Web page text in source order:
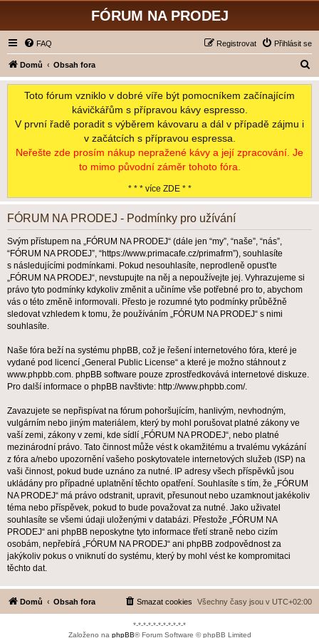
FÓRUM NA PRODEJ
FAQ Přihlásit se
Registrovat
Domů Obsah fora
l
Toto fórum vzniklo v dobré víře být pomocníkem začínajícím
kávičkářům s přípravou kávy espresso.
V první řadě poradit s výběrem kávovaru a dál v případě zájmu i
v začátcích s přípravou espressa.
Neřešte zde prosím nákup nepražené kávy a její zpracování. Je
to mimo původní záměr tohoto fóra.
* * * více ZDE * *
FÓRUM NA PRODEJ - Podmínky pro užívání
Svým přístupem na „FÓRUM NA PRODEJ“ (dále jen “my”, “naše”, “nás”,
“FÓRUM NA PRODEJ”, “https://www.primacafe.cz/primafrm”), souhlasíte
s následujícími podmínkami. Pokud nesouhlasíte, neprodleně opusťte
„FÓRUM NA PRODEJ“, nevstupujte na něj a nepoužívejte jej. Vyhrazujeme si
právo tyto podmínky kdykoliv změnit a učiníme vše potřebné pro to, abychom
vás o této změně informovali. Přesto je rozumné tyto podmínky průběžně
sledovat vzhledem k tomu, že používáním „FÓRUM NA PRODEJ“ s nimi
souhlasíte.
Naše fóra beží na systému phpBB, což je řešení internetového fóra, které je
vydané pod licencí „General Public License“ a které je možno stáhnout z
www.phpbb.com. phpBB software pouze zprostředkovává internetové diskuze.
Pro další informace o phpBB navštivte: http://www.phpbb.com/.
Zavazujete se nepřispívat na fórum pohoršujícím, hanlivým, nevhodným,
vulgárním nebo jiným materiálem, který by mohl porušovat platné zákony ve
vaší zemi, zákony v zemi, kde sídlí „FÓRUM NA PRODEJ“, nebo platné
mezinárodní právo. Tato činnost může vést k okamžitému a trvalému vykázání
z fóra a/nebo upozornění vašeho poskytovatele internetových služeb (ISP) na
vaši činnost, pokud bude uznáno za nutné. IP adresy všech příspěvků jsou
ukládány pro případné uplatnění těchto opatření. Souhlasíte s tím, že „FÓRUM
NA PRODEJ“ má právo odstranit, upravit, přesunout nebo uzamknout jakékoliv
téma nebo příspěvek, pokud to bude považovat za nutné. Jako uživatel
souhlasíte se všemi údaji uloženými v databázi. Přestože „FÓRUM NA
PRODEJ“ ani phpBB neposkytne tyto informace třetí straně nebo cizím
osobám, nepřebírá „FÓRUM NA PRODEJ“ ani phpBB zodpovědnost za
jakýkoliv pokus o vniknutí do systému, který by mohl vést ke kompromitaci
těchto dat.
Domů Obsah fora Všechny časy jsou v UTC+02:00
Smazat cookies
*-*-*-*-*-*-*-*-*-*-*
Založeno na phpBB® Forum Software © phpBB Limited